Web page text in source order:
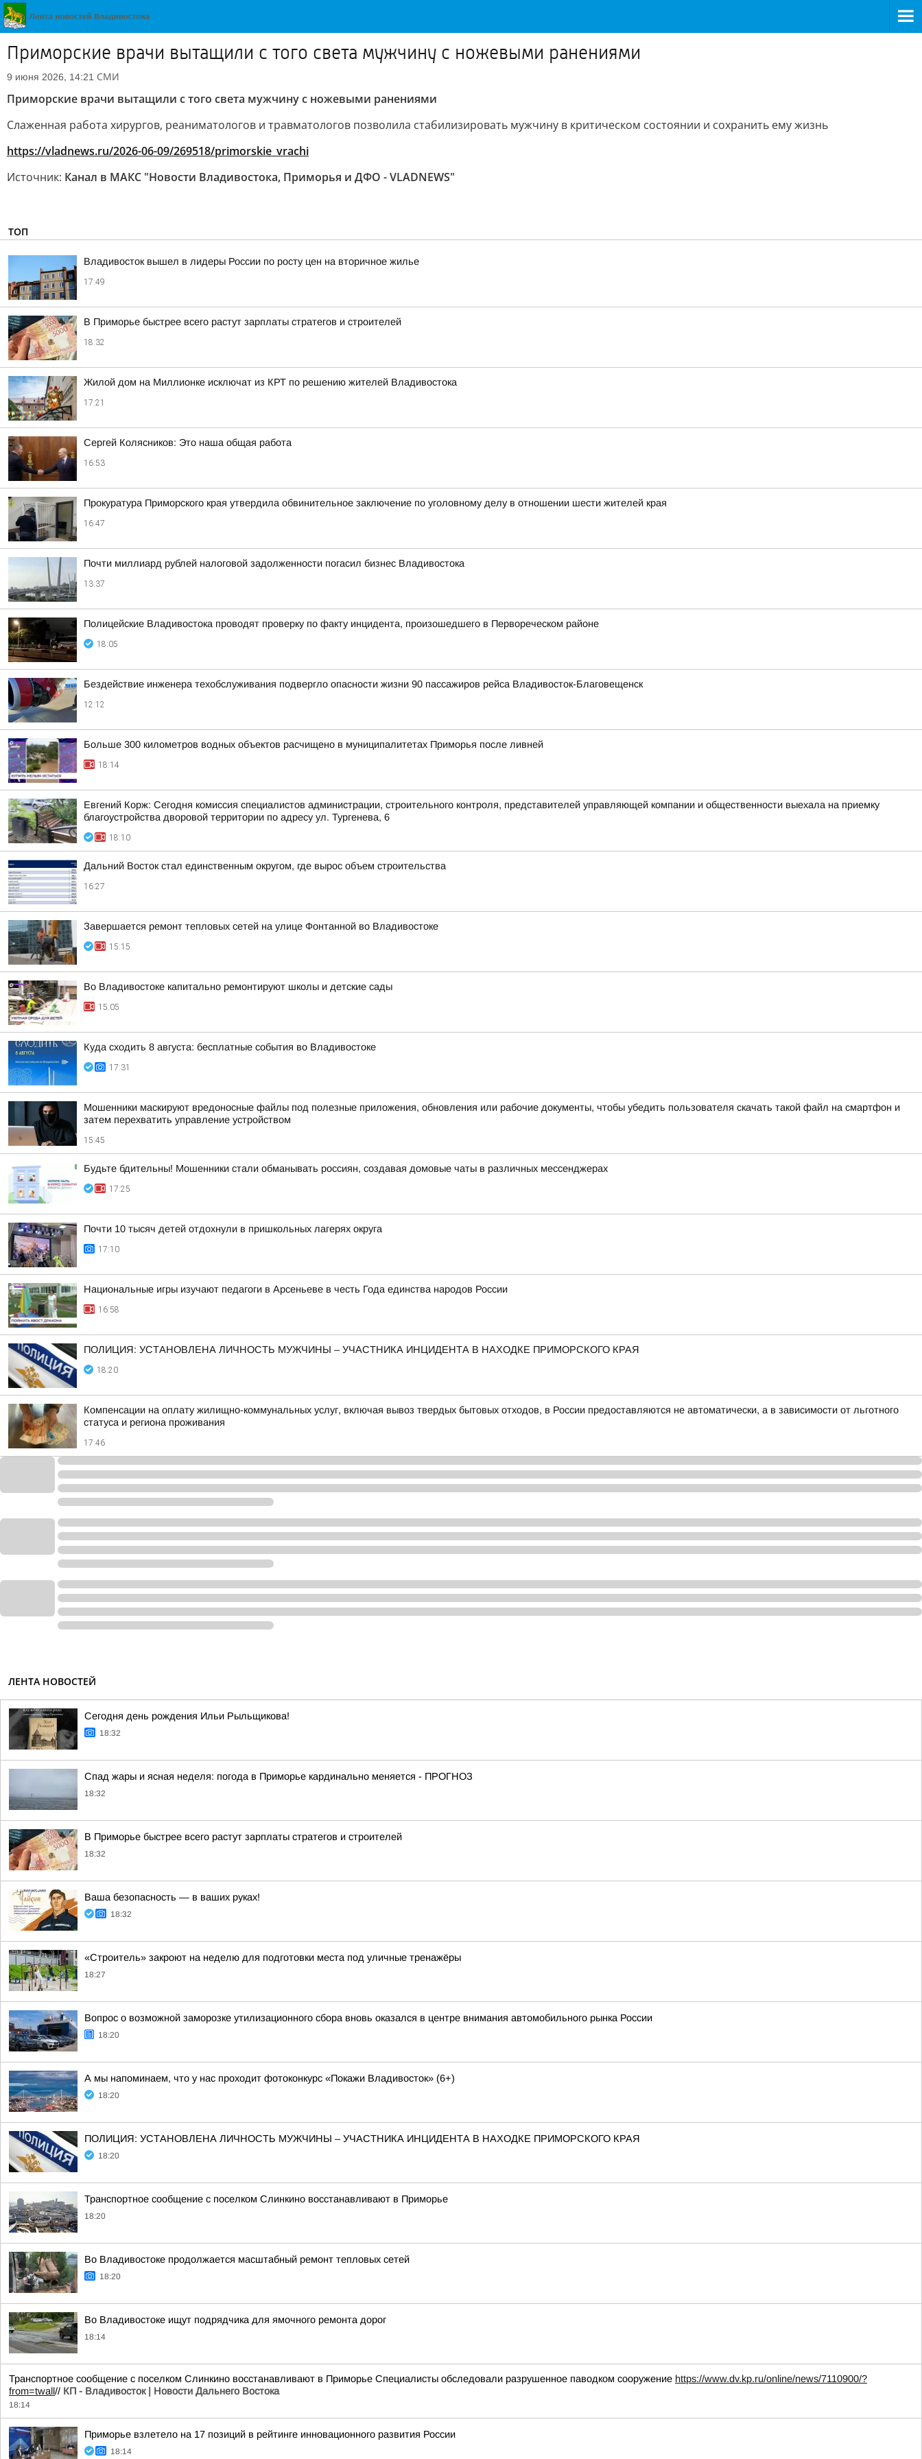
Приморские врачи вытащили с того света мужчину с ножевыми ранениями
9 июня 2026, 14:21 СМИ
Приморские врачи вытащили с того света мужчину с ножевыми ранениями
Слаженная работа хирургов, реаниматологов и травматологов позволила стабилизировать мужчину в критическом состоянии и сохранить ему жизнь
https://vladnews.ru/2026-06-09/269518/primorskie_vrachi
Источник: Канал в МАКС "Новости Владивостока, Приморья и ДФО - VLADNEWS"
ТОП
Владивосток вышел в лидеры России по росту цен на вторичное жилье
17:49
В Приморье быстрее всего растут зарплаты стратегов и строителей
18:32
Жилой дом на Миллионке исключат из КРТ по решению жителей Владивостока
17:21
Сергей Колясников: Это наша общая работа
16:53
Прокуратура Приморского края утвердила обвинительное заключение по уголовному делу в отношении шести жителей края
16:47
Почти миллиард рублей налоговой задолженности погасил бизнес Владивостока
13:37
Полицейские Владивостока проводят проверку по факту инцидента, произошедшего в Первореческом районе
18:05
Бездействие инженера техобслуживания подвергло опасности жизни 90 пассажиров рейса Владивосток-Благовещенск
12:12
Больше 300 километров водных объектов расчищено в муниципалитетах Приморья после ливней
18:14
Евгений Корж: Сегодня комиссия специалистов администрации, строительного контроля, представителей управляющей компании и общественности выехала на приемку
благоустройства дворовой территории по адресу ул. Тургенева, 6
18:10
Дальний Восток стал единственным округом, где вырос объем строительства
16:27
Завершается ремонт тепловых сетей на улице Фонтанной во Владивостоке
15:15
Во Владивостоке капитально ремонтируют школы и детские сады
15:05
Куда сходить 8 августа: бесплатные события во Владивостоке
17:31
Мошенники маскируют вредоносные файлы под полезные приложения, обновления или рабочие документы, чтобы убедить пользователя скачать такой файл на смартфон и
затем перехватить управление устройством
15:45
Будьте бдительны! Мошенники стали обманывать россиян, создавая домовые чаты в различных мессенджерах
17:25
Почти 10 тысяч детей отдохнули в пришкольных лагерях округа
17:10
Национальные игры изучают педагоги в Арсеньеве в честь Года единства народов России
16:58
ПОЛИЦИЯ: УСТАНОВЛЕНА ЛИЧНОСТЬ МУЖЧИНЫ – УЧАСТНИКА ИНЦИДЕНТА В НАХОДКЕ ПРИМОРСКОГО КРАЯ
18:20
Компенсации на оплату жилищно-коммунальных услуг, включая вывоз твердых бытовых отходов, в России предоставляются не автоматически, а в зависимости от льготного
статуса и региона проживания
17:46
ЛЕНТА НОВОСТЕЙ
Сегодня день рождения Ильи Рыльщикова!
18:32
Спад жары и ясная неделя: погода в Приморье кардинально меняется - ПРОГНОЗ
18:32
В Приморье быстрее всего растут зарплаты стратегов и строителей
18:32
Ваша безопасность — в ваших руках!
18:32
«Строитель» закроют на неделю для подготовки места под уличные тренажёры
18:27
Вопрос о возможной заморозке утилизационного сбора вновь оказался в центре внимания автомобильного рынка России
18:20
А мы напоминаем, что у нас проходит фотоконкурс «Покажи Владивосток» (6+)
18:20
ПОЛИЦИЯ: УСТАНОВЛЕНА ЛИЧНОСТЬ МУЖЧИНЫ – УЧАСТНИКА ИНЦИДЕНТА В НАХОДКЕ ПРИМОРСКОГО КРАЯ
18:20
Транспортное сообщение с поселком Слинкино восстанавливают в Приморье
18:20
Во Владивостоке продолжается масштабный ремонт тепловых сетей
18:20
Во Владивостоке ищут подрядчика для ямочного ремонта дорог
18:14
Транспортное сообщение с поселком Слинкино восстанавливают в Приморье Специалисты обследовали разрушенное паводком сооружение https://www.dv.kp.ru/online/news/7110900/?
from=twall// КП - Владивосток | Новости Дальнего Востока
18:14
Приморье взлетело на 17 позиций в рейтинге инновационного развития России
18:14